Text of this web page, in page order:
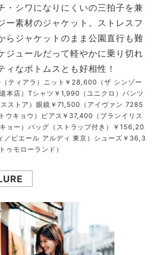
・シワになりにくいの三拍子を兼
ー素材のジャケット。ストレスフ
らジャケットのまま公園直行も難
ジュールだって軽やかに乗り切れ
ィなボトムスとも好相性！
ティアラ）ニット￥28,600（ザ シンゾー
本店）Tシャツ￥1,990（ユニクロ）パンツ
ストア）眼鏡￥71,500（アイヴァン 7285
ウキョウ）ピアス￥37,400（ブランイリス
ョー）バッグ（ストラップ付き）￥156,20
／ピエール アルディ 東京）シューズ￥36,3
ゥモローランド）